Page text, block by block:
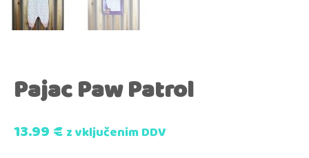
Pajac Paw Patrol
13.99€z vključenim DDV